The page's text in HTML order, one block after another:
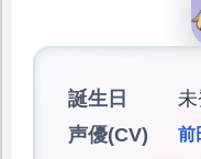
誕生日
声優(CV)
前